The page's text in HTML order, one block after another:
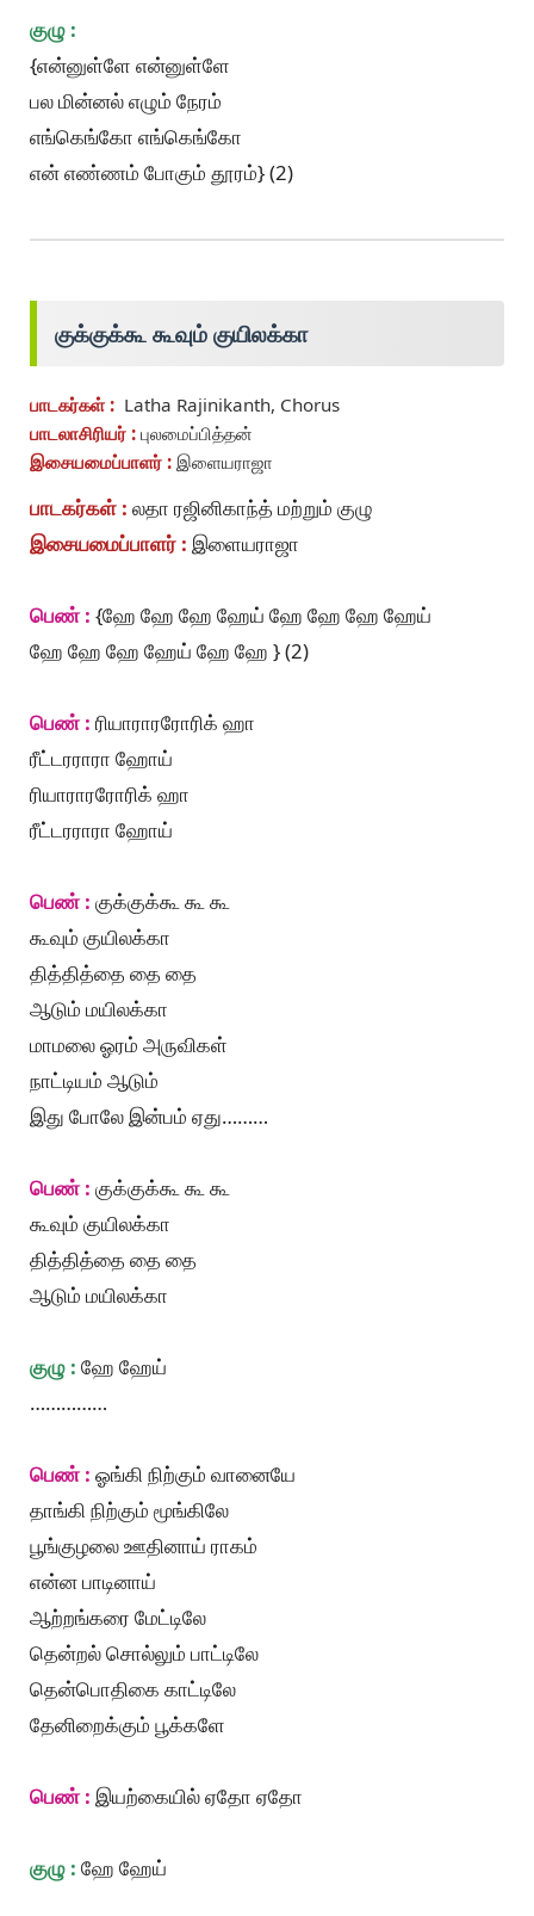
குழு :
{என்னுள்ளே என்னுள்ளே
பல மின்னல் எழும் நேரம்
எங்கெங்கோ எங்கெங்கோ
என் எண்ணம் போகும் தூரம்} (2)
குக்குக்கூ கூவும் குயிலக்கா
பாடகர்கள் : Latha Rajinikanth, Chorus
பாடலாசிரியர் : புலமைப்பித்தன்
இசையமைப்பாளர் : இளையராஜா
பாடகர்கள் : லதா ரஜினிகாந்த் மற்றும் குழு
இசையமைப்பாளர் : இளையராஜா
பெண் : {ஹே ஹே ஹே ஹேய் ஹே ஹே ஹே ஹேய்
ஹே ஹே ஹே ஹேய் ஹே ஹே } (2)
பெண் : ரியாராரரோரிக் ஹா
ரீட்டரராரா ஹோய்
ரியாராரரோரிக் ஹா
ரீட்டரராரா ஹோய்
பெண் : குக்குக்கூ கூ கூ
கூவும் குயிலக்கா
தித்தித்தை தை தை
ஆடும் மயிலக்கா
மாமலை ஓரம் அருவிகள்
நாட்டியம் ஆடும்
இது போலே இன்பம் ஏது………
பெண் : குக்குக்கூ கூ கூ
கூவும் குயிலக்கா
தித்தித்தை தை தை
ஆடும் மயிலக்கா
குழு : ஹே ஹேய்
……………
பெண் : ஓங்கி நிற்கும் வானையே
தாங்கி நிற்கும் மூங்கிலே
பூங்குழலை ஊதினாய் ராகம்
என்ன பாடினாய்
ஆற்றங்கரை மேட்டிலே
தென்றல் சொல்லும் பாட்டிலே
தென்பொதிகை காட்டிலே
தேனிறைக்கும் பூக்களே
பெண் : இயற்கையில் ஏதோ ஏதோ
குழு : ஹே ஹேய்